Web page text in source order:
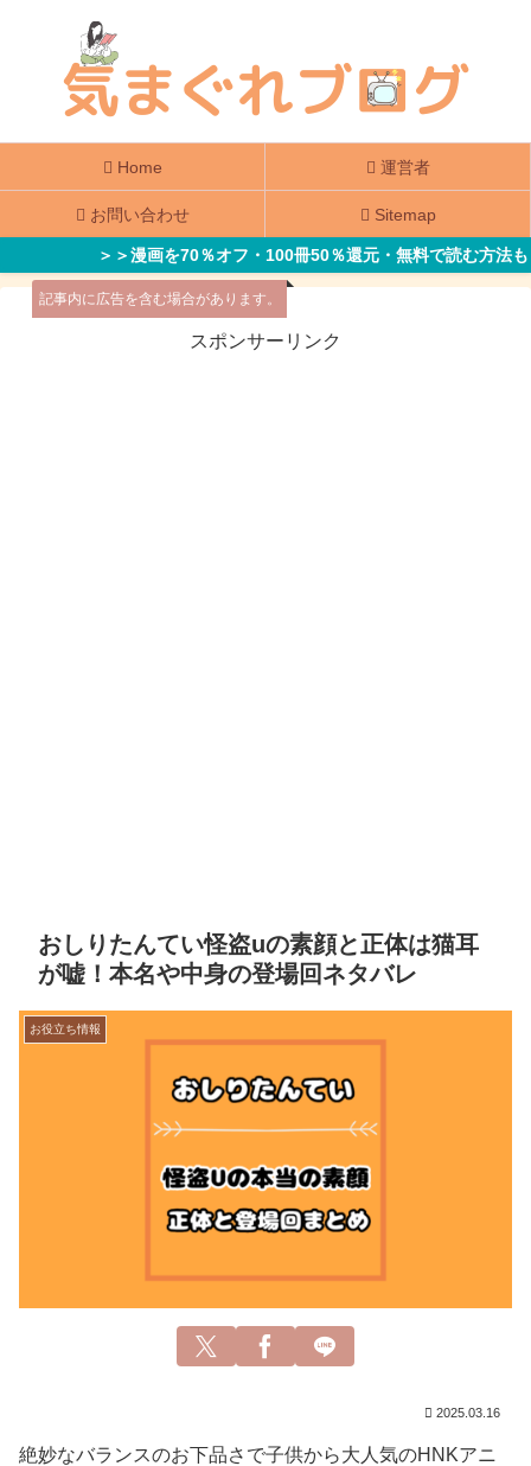
Home 運営者
お問い合わせ Sitemap
＞＞漫画を70％オフ・100冊50％還元・無料で読む方法も
記事内に広告を含む場合があります。
スポンサーリンク
おしりたんてい怪盗uの素顔と正体は猫耳
が嘘！本名や中身の登場回ネタバレ
お役立ち情報
2025.03.16
絶妙なバランスのお下品さで子供から大人気のHNKアニ